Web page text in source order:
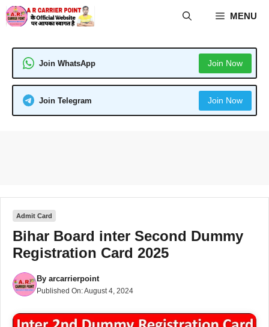
Skip
to
MENU
Join WhatsApp Join Now
Join Telegram Join Now
Admit Card
Bihar Board inter Second Dummy
Registration Card 2025
By arcarrierpoint
Published On:August 4, 2024